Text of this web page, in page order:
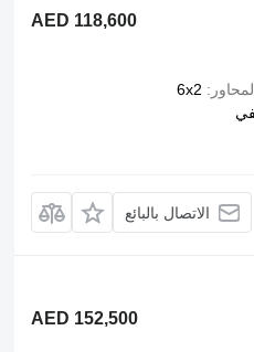
AED 118,600
6x2
الاتصال بالبائع
AED 152,500